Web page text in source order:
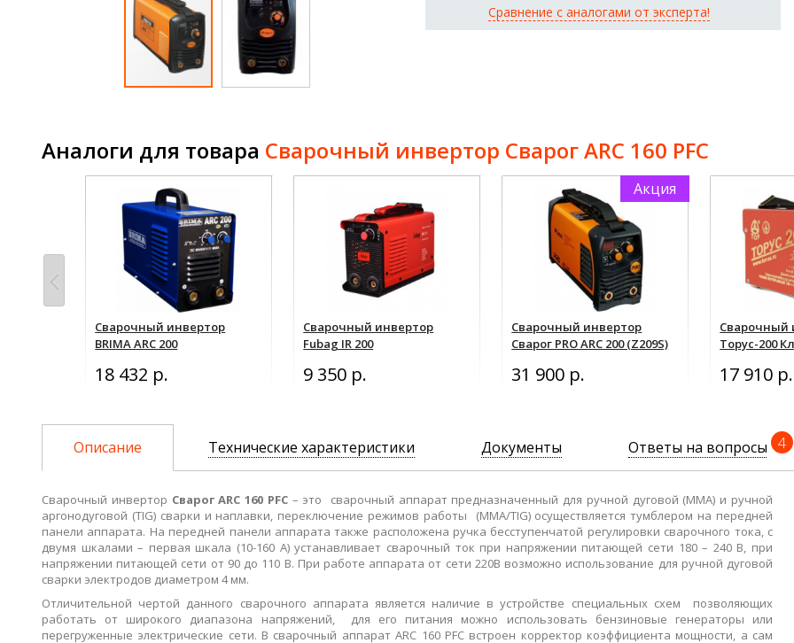
Сравнение с аналогами от эксперта!
Аналоги для товара Сварочный инвертор Сварог ARC 160 PFC
Сварочный инвертор
BRIMA ARC 200
18 432 р.
Сварочный инвертор
Fubag IR 200
9 350 р.
Акция
Сварочный инвертор
Сварог PRO ARC 200 (Z209S)
31 900 р.
Сварочный
Торус-200
17 910 р.
Описание Технические характеристики Документы Ответы на вопросы 4
Сварочный инвертор Сварог ARC 160 PFC– это сварочный аппарат предназначенный для ручной дуговой (MMA) и ручной
аргонодуговой (TIG) сварки и наплавки, переключение режимов работы (MMA/TIG) осуществляется тумблером на передней
панели аппарата. На передней панели аппарата также расположена ручка бесступенчатой регулировки сварочного тока, с
двумя шкалами – первая шкала (10-160 А) устанавливает сварочный ток при напряжении питающей сети 180 – 240 В, при
напряжении питающей сети от 90 до 110 В. При работе аппарата от сети 220В возможно использование для ручной дуговой
сварки электродов диаметром 4 мм.
Отличительной чертой данного сварочного аппарата является наличие в устройстве специальных схем позволяющих
работать от широкого диапазона напряжений, для его питания можно использовать бензиновые генераторы или
перегруженные электрические сети. В сварочный аппарат ARC 160 PFC встроен корректор коэффициента мощности, а сам